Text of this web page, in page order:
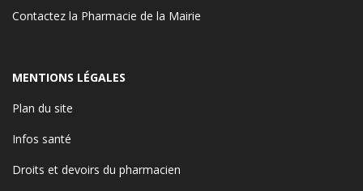
Contactez la Pharmacie de la Mairie
MENTIONS LÉGALES
Plan du site
Infos santé
Droits et devoirs du pharmacien